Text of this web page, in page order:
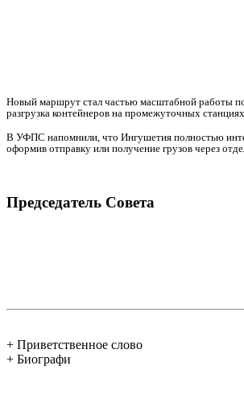
Новый маршрут стал частью масштабной работы
разгрузка контейнеров на промежуточных
В УФПС напомнили, что Ингушетия полностью
оформив отправку или получение грузов через
Председатель Совета
+ Приветственное слово
+ Биографи